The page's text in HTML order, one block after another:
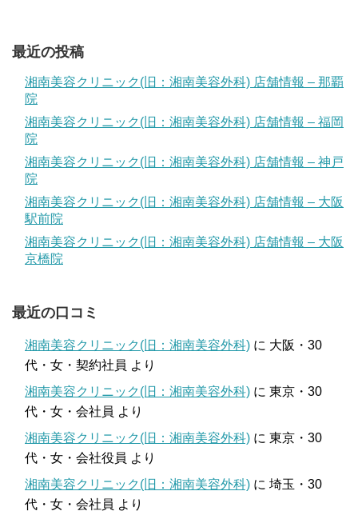
最近の投稿
湘南美容クリニック(旧：湘南美容外科) 店舗情報 – 那覇
院
湘南美容クリニック(旧：湘南美容外科) 店舗情報 – 福岡
院
湘南美容クリニック(旧：湘南美容外科) 店舗情報 – 神戸
院
湘南美容クリニック(旧：湘南美容外科) 店舗情報 – 大阪
駅前院
湘南美容クリニック(旧：湘南美容外科) 店舗情報 – 大阪
京橋院
最近の口コミ
湘南美容クリニック(旧：湘南美容外科) に 大阪・30
代・女・契約社員 より
湘南美容クリニック(旧：湘南美容外科) に 東京・30
代・女・会社員 より
湘南美容クリニック(旧：湘南美容外科) に 東京・30
代・女・会社役員 より
湘南美容クリニック(旧：湘南美容外科) に 埼玉・30
代・女・会社員 より